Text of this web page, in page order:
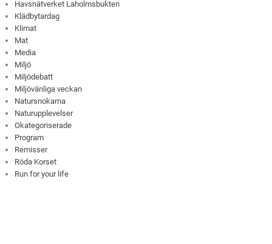
Havsnätverket Laholmsbukten
Klädbytardag
Klimat
Mat
Media
Miljö
Miljödebatt
Miljövänliga veckan
Natursnokarna
Naturupplevelser
Okategoriserade
Program
Remisser
Röda Korset
Run for your life